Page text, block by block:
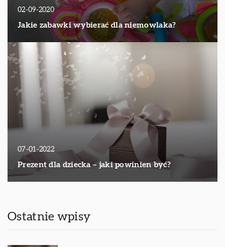
02-09-2020
Jakie zabawki wybierać dla niemowlaka?
07-01-2022
Prezent dla dziecka – jaki powinien być?
Ostatnie wpisy